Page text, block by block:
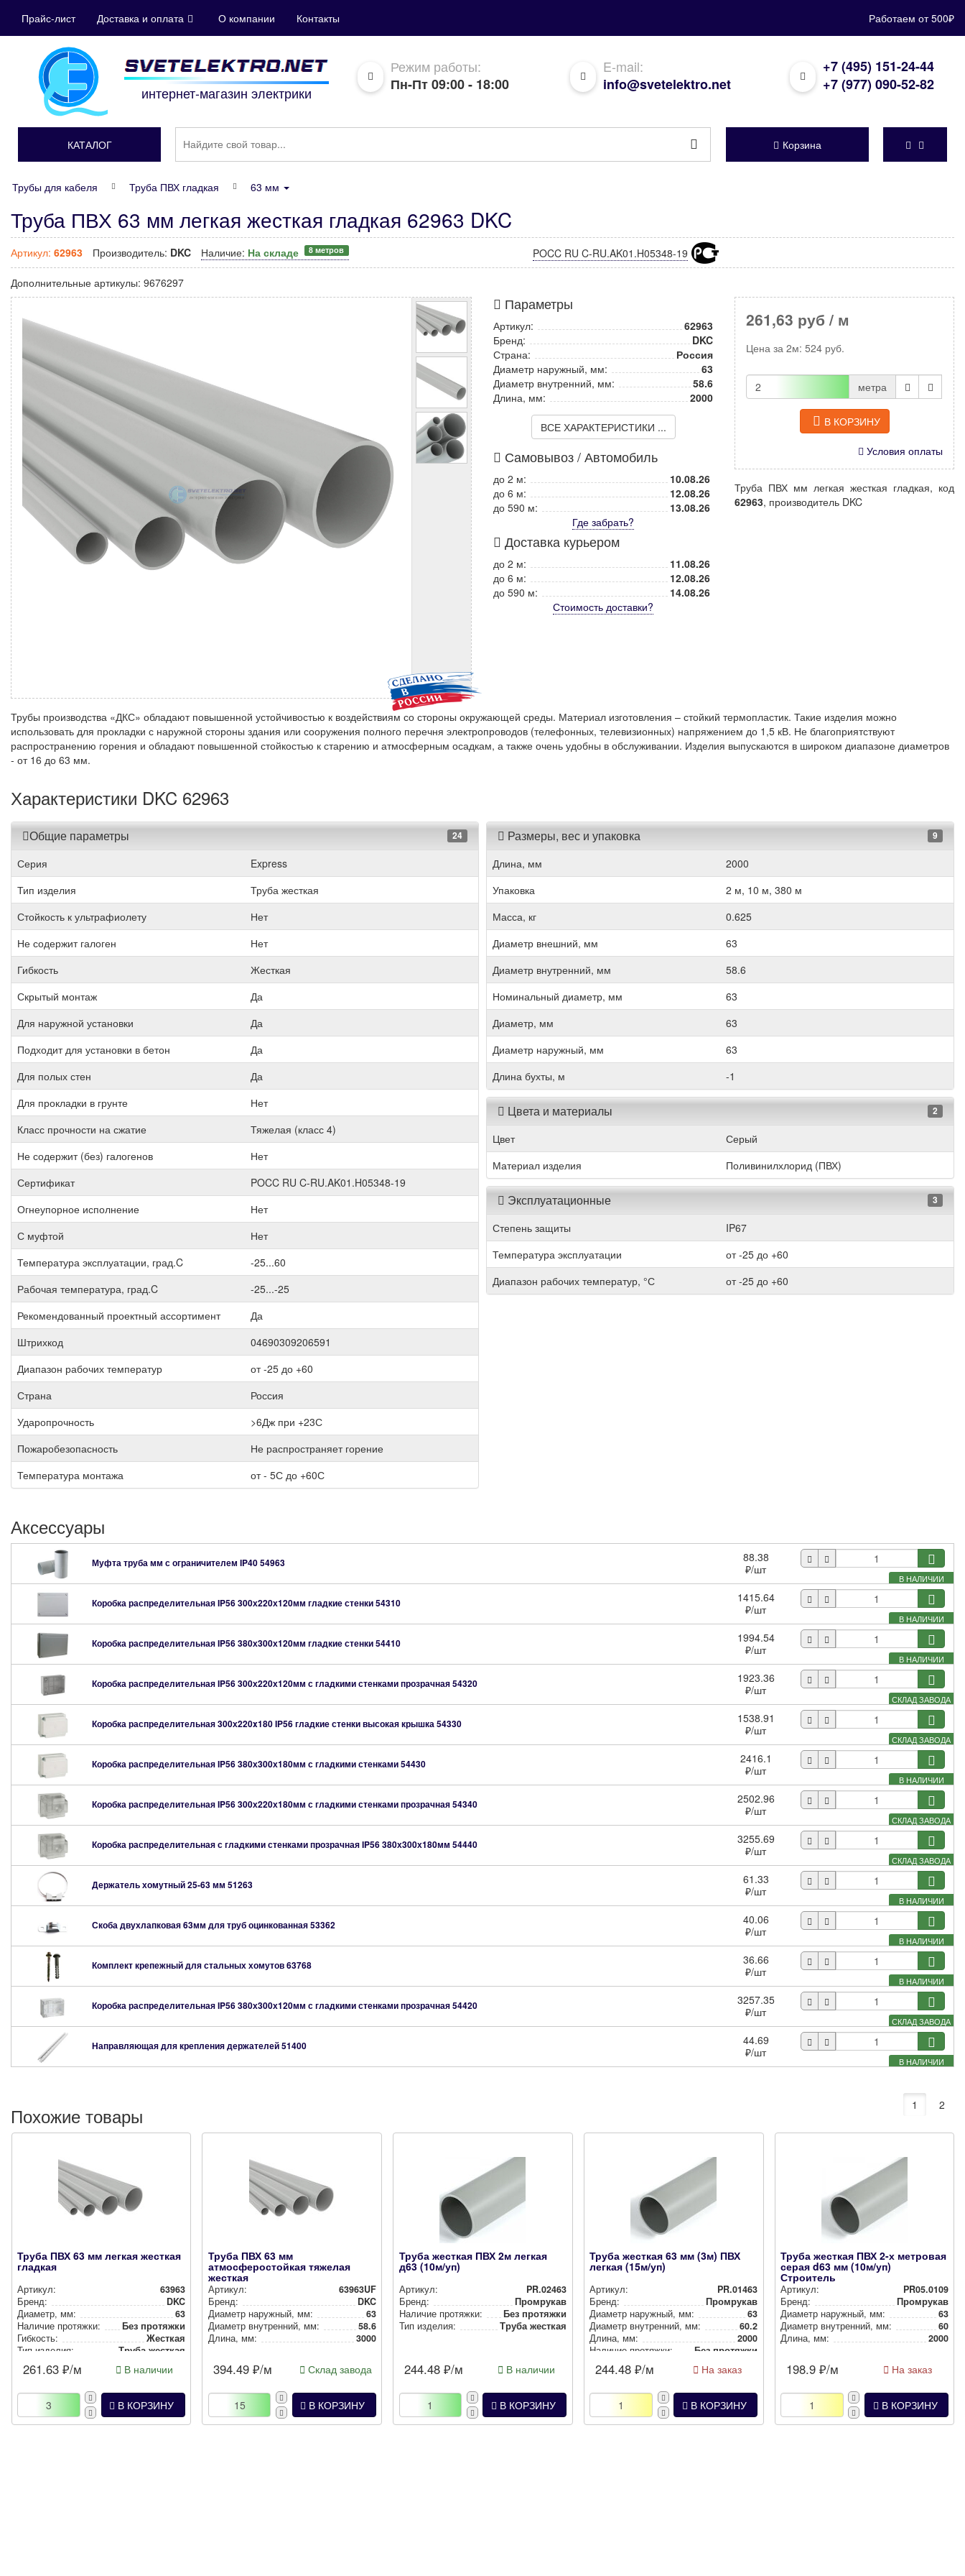
Прайс-лист Доставка и оплата О компании Контакты Работаем от 500₽
интернет-магазин электрики
Режим работы:
Пн-Пт 09:00 - 18:00
E-mail:
info@svetelektro.net
+7 (495) 151-24-44
+7 (977) 090-52-82
КАТАЛОГ Корзина
Трубы для кабеля Труба ПВХ гладкая 63 мм
Труба ПВХ 63 мм легкая жесткая гладкая 62963 DKC
Артикул: 62963 Производитель: DKC Наличие: На складе 8 метров POCC RU C-RU.AK01.H05348-19
Дополнительные артикулы: 9676297
Параметры
Артикул:
62963
Бренд:
DKC
Страна:
Россия
Диаметр наружный, мм:
63
Диаметр внутренний, мм:
58.6
Длина, мм:
2000
ВСЕ ХАРАКТЕРИСТИКИ ...
Самовывоз / Автомобиль
до 2 м:
10.08.26
до 6 м:
12.08.26
до 590 м:
13.08.26
Где забрать?
Доставка курьером
до 2 м:
11.08.26
до 6 м:
12.08.26
до 590 м:
14.08.26
Стоимость доставки?
261,63 руб / м
Цена за 2м: 524 руб.
метра
В КОРЗИНУ
Условия оплаты
Труба ПВХ мм легкая жесткая гладкая, код
62963, производитель DKC
Трубы производства «ДКС» обладают повышенной устойчивостью к воздействиям со стороны окружающей среды. Материал изготовления – стойкий термопластик. Такие изделия можно
использовать для прокладки с наружной стороны здания или сооружения полного перечня электропроводов (телефонных, телевизионных) напряжением до 1,5 кВ. Не благоприятствуют
распространению горения и обладают повышенной стойкостью к старению и атмосферным осадкам, а также очень удобны в обслуживании. Изделия выпускаются в широком диапазоне диаметров
- от 16 до 63 мм.
Характеристики DKC 62963
Общие параметры 24
Серия
Express
Тип изделия
Труба жесткая
Стойкость к ультрафиолету
Нет
Не содержит галоген
Нет
Гибкость
Жесткая
Скрытый монтаж
Да
Для наружной установки
Да
Подходит для установки в бетон
Да
Для полых стен
Да
Для прокладки в грунте
Нет
Класс прочности на сжатие
Тяжелая (класс 4)
Не содержит (без) галогенов
Нет
Сертификат
POCC RU C-RU.AK01.H05348-19
Огнеупорное исполнение
Нет
С муфтой
Нет
Температура эксплуатации, град.C
-25...60
Рабочая температура, град.C
-25...-25
Рекомендованный проектный ассортимент
Да
Штрихкод
04690309206591
Диапазон рабочих температур
от -25 до +60
Страна
Россия
Ударопрочность
>6Дж при +23С
Пожаробезопасность
Не распространяет горение
Температура монтажа
от - 5С до +60С
Размеры, вес и упаковка 9
Длина, мм
2000
Упаковка
2 м, 10 м, 380 м
Масса, кг
0.625
Диаметр внешний, мм
63
Диаметр внутренний, мм
58.6
Номинальный диаметр, мм
63
Диаметр, мм
63
Диаметр наружный, мм
63
Длина бухты, м
-1
Цвета и материалы 2
Цвет
Серый
Материал изделия
Поливинилхлорид (ПВХ)
Эксплуатационные 3
Степень защиты
IP67
Температура эксплуатации
от -25 до +60
Диапазон рабочих температур, °С
от -25 до +60
Аксессуары
В НАЛИЧИИ
Муфта труба мм с ограничителем IP4054963
88.38
₽/шт
В НАЛИЧИИ
Коробка распределительная IP56 300х220х120мм гладкие стенки54310
1415.64
₽/шт
В НАЛИЧИИ
Коробка распределительная IP56 380х300х120мм гладкие стенки54410
1994.54
₽/шт
СКЛАД ЗАВОДА
Коробка распределительная IP56 300х220х120мм с гладкими стенками прозрачная54320
1923.36
₽/шт
СКЛАД ЗАВОДА
Коробка распределительная 300х220x180 IP56 гладкие стенки высокая крышка54330
1538.91
₽/шт
В НАЛИЧИИ
Коробка распределительная IP56 380х300х180мм с гладкими стенками54430
2416.1
₽/шт
СКЛАД ЗАВОДА
Коробка распределительная IP56 300х220х180мм с гладкими стенками прозрачная54340
2502.96
₽/шт
СКЛАД ЗАВОДА
Коробка распределительная с гладкими стенками прозрачная IP56 380х300х180мм 54440
3255.69
₽/шт
В НАЛИЧИИ
Держатель хомутный 25-63 мм 51263
61.33
₽/шт
В НАЛИЧИИ
Скоба двухлапковая 63мм для труб оцинкованная53362
40.06
₽/шт
В НАЛИЧИИ
Комплект крепежный для стальных хомутов63768
36.66
₽/шт
СКЛАД ЗАВОДА
Коробка распределительная IP56 380х300х120мм с гладкими стенками прозрачная54420
3257.35
₽/шт
В НАЛИЧИИ
Направляющая для крепления держателей51400
44.69
₽/шт
Похожие товары 1 2
Труба ПВХ 63 мм легкая жесткая
гладкая
Артикул:
63963
Бренд:
DKC
Диаметр, мм:
63
Наличие протяжки:
Без протяжки
Гибкость:
Жесткая
Тип изделия:
Труба жесткая
261.63 ₽/м В наличии
В КОРЗИНУ
Труба ПВХ 63 мм
атмосферостойкая тяжелая
жесткая
Артикул:
63963UF
Бренд:
DKC
Диаметр наружный, мм:
63
Диаметр внут­рен­ний, мм:
58.6
Длина, мм:
3000
394.49 ₽/м Склад завода
В КОРЗИНУ
Труба жесткая ПВХ 2м легкая
д63 (10м/уп)
Артикул:
PR.02463
Бренд:
Промрукав
Наличие протяжки:
Без протяжки
Тип изделия:
Труба жесткая
244.48 ₽/м В наличии
В КОРЗИНУ
Труба жесткая 63 мм (3м) ПВХ
легкая (15м/уп)
Артикул:
PR.01463
Бренд:
Промрукав
Диаметр наружный, мм:
63
Диаметр внут­рен­ний, мм:
60.2
Длина, мм:
2000
Наличие протяжки:
Без протяжки
244.48 ₽/м На заказ
В КОРЗИНУ
Труба жесткая ПВХ 2-х метровая
серая d63 мм (10м/уп)
Строитель
Артикул:
PR05.0109
Бренд:
Промрукав
Диаметр наружный, мм:
63
Диаметр внут­рен­ний, мм:
60
Длина, мм:
2000
198.9 ₽/м На заказ
В КОРЗИНУ